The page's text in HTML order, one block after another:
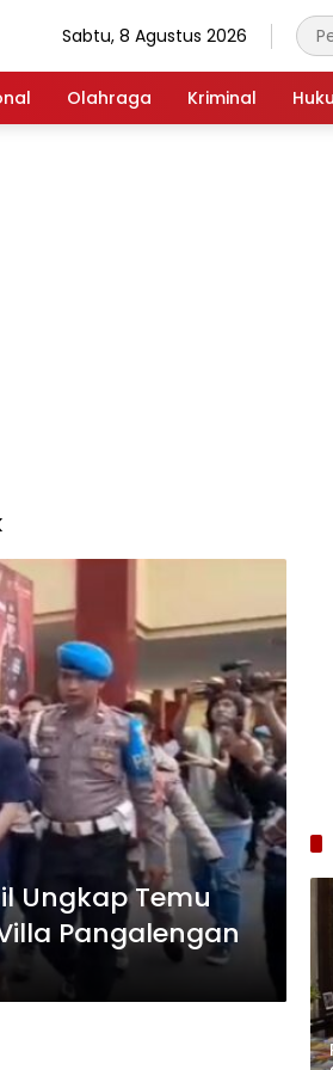
Sabtu, 8 Agustus 2026
Olahraga Kriminal
Ungkap Temu
Pangalengan